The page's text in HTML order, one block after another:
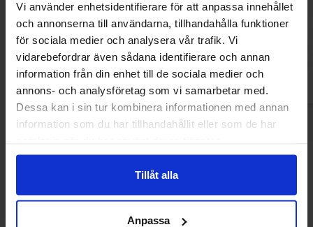
Vi använder enhetsidentifierare för att anpassa innehållet
och annonserna till användarna, tillhandahålla funktioner
för sociala medier och analysera vår trafik. Vi
vidarebefordrar även sådana identifierare och annan
information från din enhet till de sociala medier och
annons- och analysföretag som vi samarbetar med.
Dessa kan i sin tur kombinera informationen med annan
information som du har tillhandahållit eller som de har
Tillåt alla
Anpassa
299.90 kr
Köp
Andra gillade